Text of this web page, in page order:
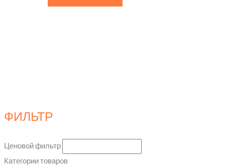
ФИЛЬТР
Ценовой фильтр
Категории товаров